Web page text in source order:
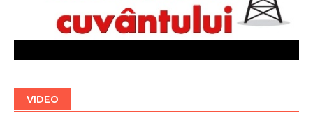
VIDEO